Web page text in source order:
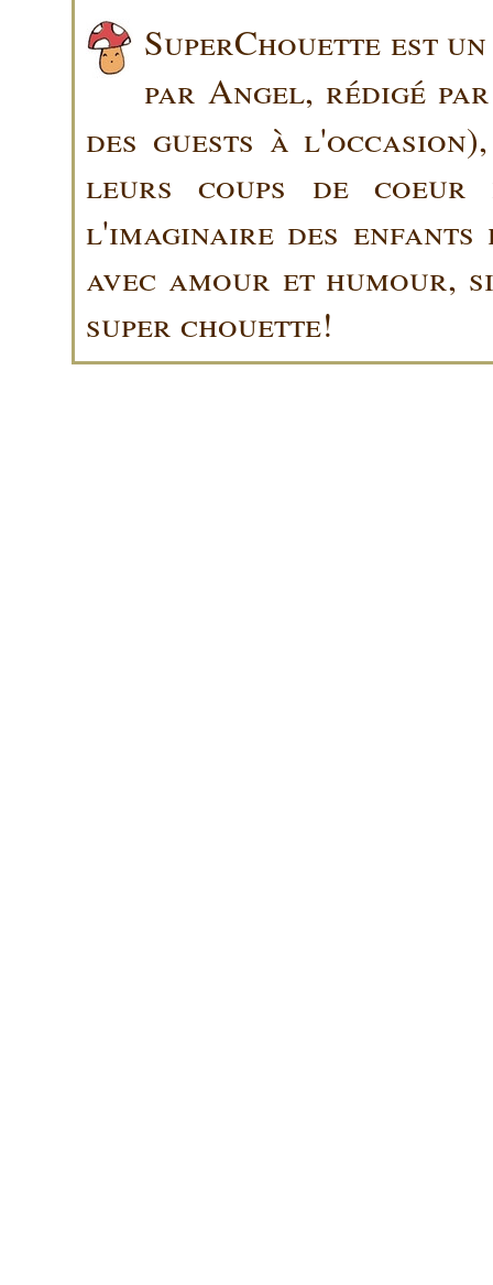
SuperChouette est
par Angel, rédigé
des guests à
leurs coups de
l'imaginaire des
avec amour et humour,
super chouette!